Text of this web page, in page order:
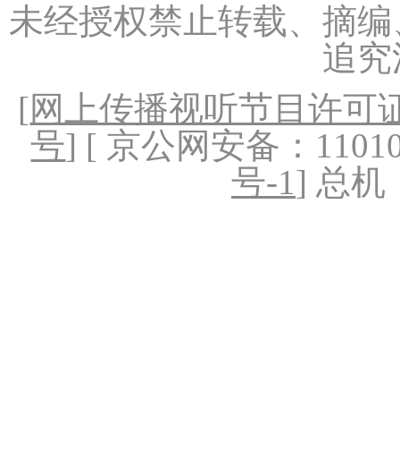
未经授权禁止转载、摘
追
[网上传播视听节目许可
号] [ 京公网安备：
号-1] 总机